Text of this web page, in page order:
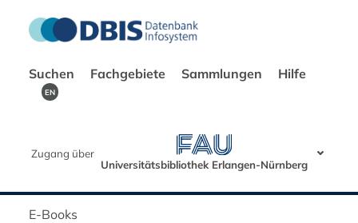
Suchen Fachgebiete Sammlungen Hilfe
EN
Zugang über
Universitätsbibliothek Erlangen-Nürnberg
E-Books